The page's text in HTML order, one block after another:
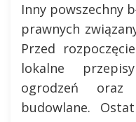
Inny powszechny
prawnych
Przed
lokalne
ogrodzeń oraz
budowlane.